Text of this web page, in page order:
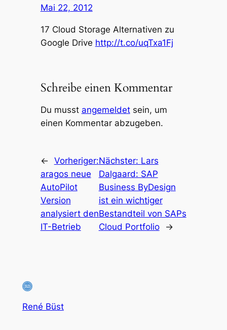
Mai 22, 2012
17 Cloud Storage Alternativen zu
Google Drive http://t.co/uqTxa1Fj
Schreibe einen Kommentar
Du musst angemeldetsein, um
einen Kommentar abzugeben.
← Vorheriger:
aragos neue
AutoPilot
Version
analysiert den
IT-Betrieb
Nächster: Lars
Dalgaard: SAP
Business ByDesign
ist ein wichtiger
Bestandteil von SAPs
Cloud Portfolio
→
René Büst